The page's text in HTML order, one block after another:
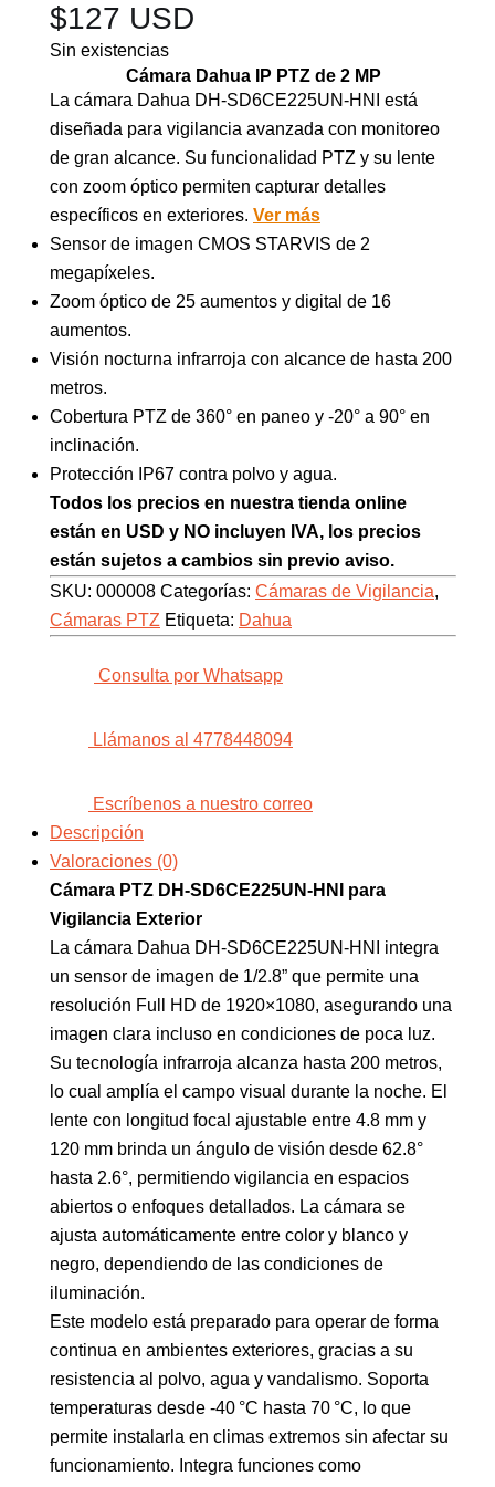
$127 USD
Sin existencias
Cámara Dahua IP PTZ de 2 MP
La cámara Dahua DH-SD6CE225UN-HNI está
diseñada para vigilancia avanzada con monitoreo
de gran alcance. Su funcionalidad PTZ y su lente
con zoom óptico permiten capturar detalles
específicos en exteriores. Ver más
Sensor de imagen CMOS STARVIS de 2
megapíxeles.
Zoom óptico de 25 aumentos y digital de 16
aumentos.
Visión nocturna infrarroja con alcance de hasta 200
metros.
Cobertura PTZ de 360° en paneo y -20° a 90° en
inclinación.
Protección IP67 contra polvo y agua.
Todos los precios en nuestra tienda online
están en USD y NO incluyen IVA, los precios
están sujetos a cambios sin previo aviso.
SKU: 000008 Categorías: Cámaras de Vigilancia,
Cámaras PTZ Etiqueta: Dahua
Consulta por Whatsapp
Llámanos al 4778448094
Escríbenos a nuestro correo
Descripción
Valoraciones (0)
Cámara PTZ DH-SD6CE225UN-HNI para
Vigilancia Exterior
La cámara Dahua DH-SD6CE225UN-HNI integra
un sensor de imagen de 1/2.8” que permite una
resolución Full HD de 1920×1080, asegurando una
imagen clara incluso en condiciones de poca luz.
Su tecnología infrarroja alcanza hasta 200 metros,
lo cual amplía el campo visual durante la noche. El
lente con longitud focal ajustable entre 4.8 mm y
120 mm brinda un ángulo de visión desde 62.8°
hasta 2.6°, permitiendo vigilancia en espacios
abiertos o enfoques detallados. La cámara se
ajusta automáticamente entre color y blanco y
negro, dependiendo de las condiciones de
iluminación.
Este modelo está preparado para operar de forma
continua en ambientes exteriores, gracias a su
resistencia al polvo, agua y vandalismo. Soporta
temperaturas desde -40 °C hasta 70 °C, lo que
permite instalarla en climas extremos sin afectar su
funcionamiento. Integra funciones como